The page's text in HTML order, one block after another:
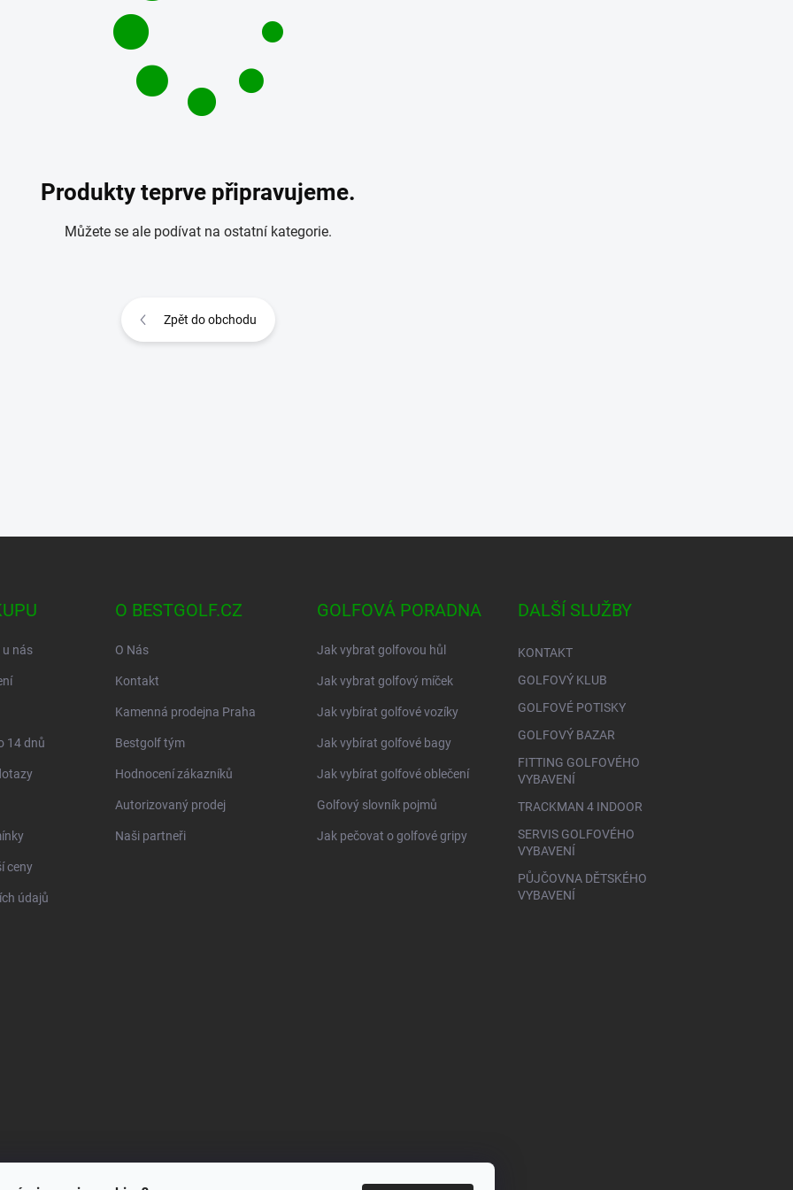
Produkty teprve připravujeme.
Můžete se ale podívat na ostatní kategorie.
Zpět do obchodu
nás
14 dnů
ceny
údajů
O BESTGOLF.CZ
O Nás
Kontakt
Kamenná prodejna Praha
Bestgolf tým
Hodnocení zákazníků
Autorizovaný prodej
Naši partneři
GOLFOVÁ PORADNA
Jak vybrat golfovou hůl
Jak vybrat golfový míček
Jak vybírat golfové vozíky
Jak vybírat golfové bagy
Jak vybírat golfové oblečení
Golfový slovník pojmů
Jak pečovat o golfové gripy
DALŠÍ SLUŽBY
KONTAKT
GOLFOVÝ KLUB
GOLFOVÉ POTISKY
GOLFOVÝ BAZAR
FITTING GOLFOVÉHO
VYBAVENÍ
TRACKMAN 4 INDOOR
SERVIS GOLFOVÉHO
VYBAVENÍ
PŮJČOVNA DĚTSKÉHO
VYBAVENÍ